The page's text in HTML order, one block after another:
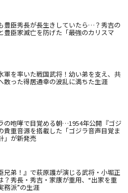
豊臣秀長が長生きしていたら…？秀吉の
豊臣家滅亡を防げた「最強のカリスマ
軍を率いた戦国武将！幼い弟を支え、共
散った得居通幸の波乱に満ちた生涯
の咆哮で目覚める朝…1954年公開『ゴジ
貴重音源を搭載した「ゴジラ音声目覚ま
」が新発売
兄弟！』で萩原護が演じる武将・小堀正
？秀長・秀吉・家康が重用、“出家を重
務派”の生涯